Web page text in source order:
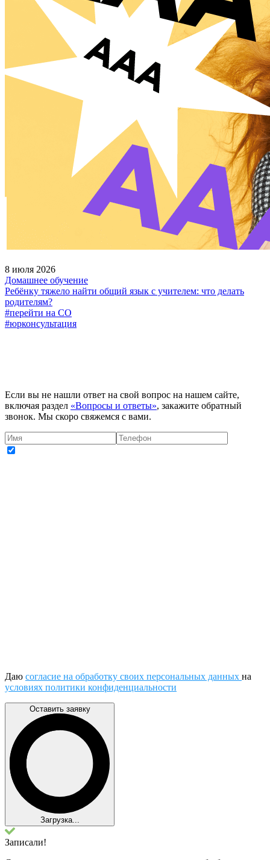
8 июля 2026
Домашнее обучение
Ребёнку тяжело найти общий язык с учителем: что делать
родителям?
#перейти на СО
#юрконсультация
Если вы не нашли ответ на свой вопрос на нашем сайте,
включая раздел «Вопросы и ответы», закажите обратный
звонок. Мы скоро свяжемся с вами.
Даю согласие на обработку своих персональных данных на
условиях политики конфиденциальности
Оставить заявку
Загрузка...
Записали!